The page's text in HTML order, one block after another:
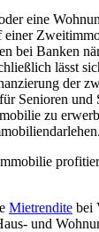
eine
einer
bei Banken
lässt
der
Senioren und
zu
Mietrendite bei
und